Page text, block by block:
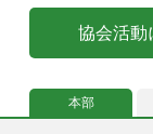
協会活動
本部